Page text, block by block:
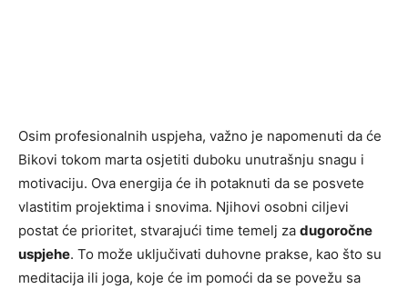
Osim profesionalnih uspjeha, važno je napomenuti da će
Bikovi tokom marta osjetiti duboku unutrašnju snagu i
motivaciju. Ova energija će ih potaknuti da se posvete
vlastitim projektima i snovima. Njihovi osobni ciljevi
postat će prioritet, stvarajući time temelj za dugoročne
uspjehe. To može uključivati duhovne prakse, kao što su
meditacija ili joga, koje će im pomoći da se povežu sa